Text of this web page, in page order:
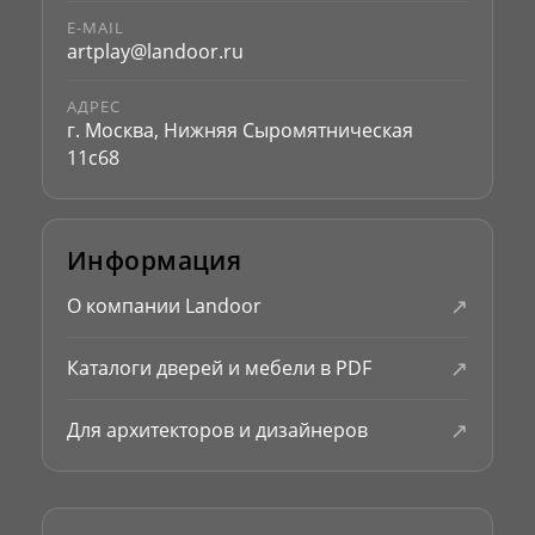
E-MAIL
artplay@landoor.ru
АДРЕС
г. Москва, Нижняя Сыромятническая
11с68
Информация
О компании Landoor ↗
Каталоги дверей и мебели в PDF ↗
Для архитекторов и дизайнеров ↗